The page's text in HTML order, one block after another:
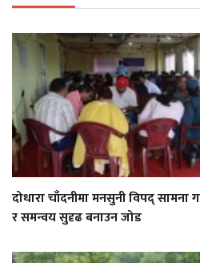
दोधारा चाँदनीमा मनसुनी विपद् सामना
र समन्वय सुदृढ बनाउन जोड